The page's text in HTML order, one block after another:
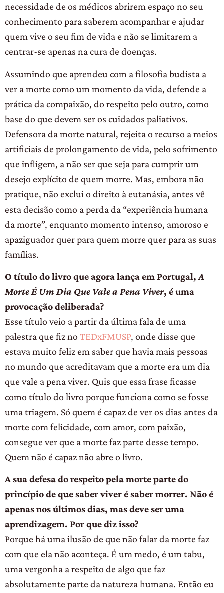
necessidade de os médicos abrirem espaço no seu
conhecimento para saberem acompanhar e ajudar
quem vive o seu fim de vida e não se limitarem a
centrar-se apenas na cura de doenças.
Assumindo que aprendeu com a filosofia budista a
ver a morte como um momento da vida, defende a
prática da compaixão, do respeito pelo outro, como
base do que devem ser os cuidados paliativos.
Defensora da morte natural, rejeita o recurso a meios
artificiais de prolongamento de vida, pelo sofrimento
que infligem, a não ser que seja para cumprir um
desejo explícito de quem morre. Mas, embora não
pratique, não exclui o direito à eutanásia, antes vê
esta decisão como a perda da “experiência humana
da morte”, enquanto momento intenso, amoroso e
apaziguador quer para quem morre quer para as suas
famílias.
O título do livro que agora lança em Portugal, A
Morte É Um Dia Que Vale a Pena Viver, é uma
provocação deliberada?
Esse título veio a partir da última fala de uma
palestra que fiz no TEDxFMUSP, onde disse que
estava muito feliz em saber que havia mais pessoas
no mundo que acreditavam que a morte era um dia
que vale a pena viver. Quis que essa frase ficasse
como título do livro porque funciona como se fosse
uma triagem. Só quem é capaz de ver os dias antes da
morte com felicidade, com amor, com paixão,
consegue ver que a morte faz parte desse tempo.
Quem não é capaz não abre o livro.
A sua defesa do respeito pela morte parte do
princípio de que saber viver é saber morrer. Não é
apenas nos últimos dias, mas deve ser uma
aprendizagem. Por que diz isso?
Porque há uma ilusão de que não falar da morte faz
com que ela não aconteça. É um medo, é um tabu,
uma vergonha a respeito de algo que faz
absolutamente parte da natureza humana. Então eu